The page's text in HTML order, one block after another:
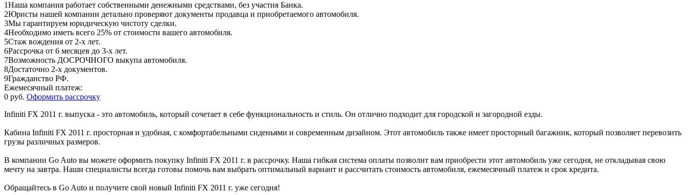
1Наша компания работает собственными денежными средствами, без участия Банка.
2Юристы нашей компании детально проверяют документы продавца и приобретаемого автомобиля.
3Мы гарантируем юридическую чистоту сделки.
4Необходимо иметь всего 25% от стоимости вашего автомобиля.
5Стаж вождения от 2-х лет.
6Рассрочка от 6 месяцев до 3-х лет.
7Возможность ДОСРОЧНОГО выкупа автомобиля.
8Достаточно 2-х документов.
9Гражданство РФ.
Ежемесячный платеж:
0 руб. Оформить рассрочку
Infiniti FX 2011 г. выпуска - это автомобиль, который сочетает в себе функциональность и стиль. Он отлично подходит для городской и загородной езды.
Кабина Infiniti FX 2011 г. просторная и удобная, с комфортабельными сиденьями и современным дизайном. Этот автомобиль также имеет просторный багажник, который позволяет перевозить
грузы различных размеров.
В компании Go Auto вы можете оформить покупку Infiniti FX 2011 г. в рассрочку. Наша гибкая система оплаты позволит вам приобрести этот автомобиль уже сегодня, не откладывая свою
мечту на завтра. Наши специалисты всегда готовы помочь вам выбрать оптимальный вариант и рассчитать стоимость автомобиля, ежемесячный платеж и срок кредита.
Обращайтесь в Go Auto и получите свой новый Infiniti FX 2011 г. уже сегодня!